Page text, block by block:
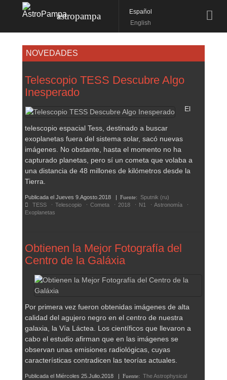
astropampa
Español
English
NOVEDADES
Telescopio TESS Descubre Algo
Inesperado
El
telescopio espacial Tess, destinado a buscar
exoplanetas fuera del sistema solar, sacó nuevas
imágenes. No obstante, hasta el momento no ha
capturado planetas, pero sí un cometa que volaba a
una distancia de 48 millones de kilómetros desde la
Tierra.
Publicada el Jueves 9.Agosto.2018 | Fuente: Sputnik (ru)
TESS
Telescopio Cometa 2018 N1
Astronomía
Exoplanetas
Obtienen la Mejor Fotografía del
Centro de la Galáxia
Por primera vez fueron obtenidas imágenes de alta
calidad del agujero negro en el centro de nuestra
galaxia, la Vía Láctea. Los científicos que llevaron a
cabo el estudio afirman que en las imágenes se
observan unas emisiones radiológicas, cuyas
características contradicen las teorías actuales.
Publicada el Miércoles 25.Julio.2018 | Fuente: The Astrophysical